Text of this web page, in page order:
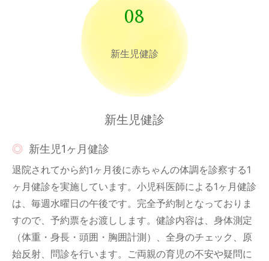
08
新生児健診
新生児健診
新生児1ヶ月健診
退院されてから約1ヶ月後に赤ちゃんの体調を診察する1
ヶ月健診を実施しています。小児科医師による1ヶ月健診
は、毎週水曜日の午後です。完全予約制となっておりま
すので、予約票をお渡しします。健診内容は、身体測定
（体重・身長・頭囲・胸囲計測）、全身のチェック、原
始反射、問診を行います。ご両親の育児の不安や疑問に